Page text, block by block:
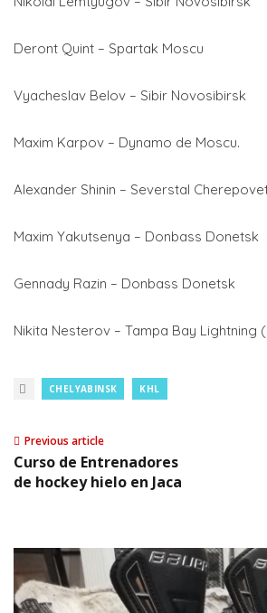
Deront Quint – Spartak Moscu
Vyacheslav Belov – Sibir Novosibirsk
Maxim Karpov – Dynamo de Moscu.
Alexander Shinin – Severstal
Maxim Yakutsenya – Donbass Donetsk
Gennady Razin – Donbass Donetsk
Nikita Nesterov – Tampa Bay Lightning
CHELYABINSK KHL
Previous article
Curso de Entrenadores
de hockey hielo en Jaca